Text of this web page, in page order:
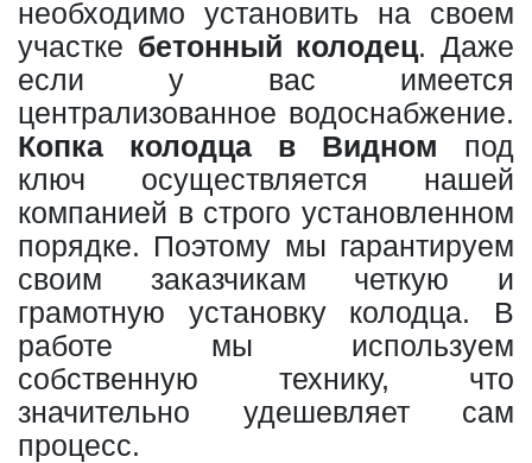
необходимо установить на своем
участке бетонный колодец. Даже
если у вас имеется
централизованное водоснабжение.
Копка колодца в Видном под
ключ осуществляется нашей
компанией в строго установленном
порядке. Поэтому мы гарантируем
своим заказчикам четкую и
грамотную установку колодца. В
работе мы используем
собственную технику, что
значительно удешевляет сам
процесс.